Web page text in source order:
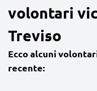
volontari
Treviso
Ecco alcuni
recente: